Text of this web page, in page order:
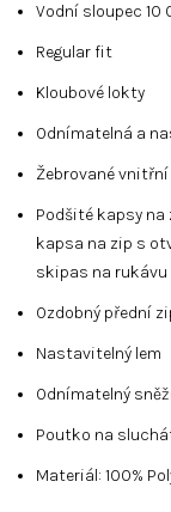
Vodní sloupec
Regular fit
Kloubové lokty
Odnímatelná a
Žebrované
Podšité kapsy
kapsa na zip s
skipas na rukávu
Ozdobný přední
Nastavitelný lem
Odnímatelný
Poutko na
Materiál: 100%